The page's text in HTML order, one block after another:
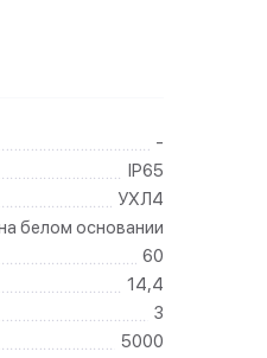
-
IP65
УХЛ4
белом основании
60
14,4
3
5000